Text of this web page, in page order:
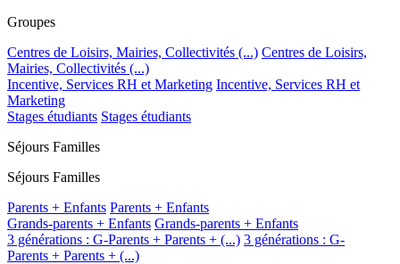
Groupes
Centres de Loisirs, Mairies, Collectivités (...) Centres de Loisirs,
Mairies, Collectivités (...)
Incentive, Services RH et Marketing Incentive, Services RH et
Marketing
Stages étudiants Stages étudiants
Séjours Familles
Séjours Familles
Parents + Enfants Parents + Enfants
Grands-parents + Enfants Grands-parents + Enfants
3 générations : G-Parents + Parents + (...) 3 générations : G-
Parents + Parents + (...)